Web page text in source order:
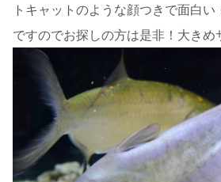
トキャットのような顔つきで面白
ですのでお探しの方は是非！大きめ